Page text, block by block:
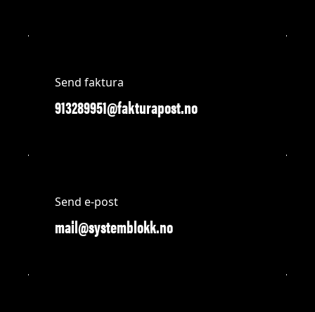
Send faktura
913289951@fakturapost.no
Send e-post
mail@systemblokk.no